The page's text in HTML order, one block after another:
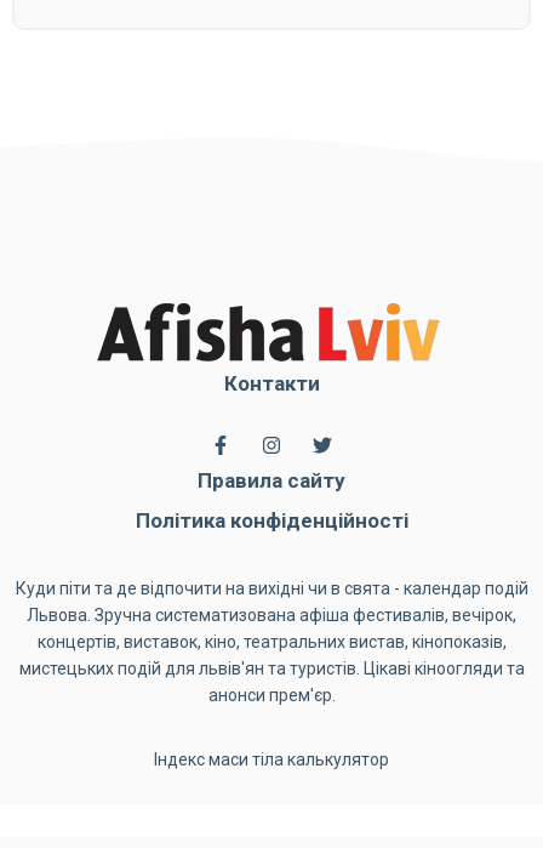
Контакти
Правила сайту
Політика конфіденційності
Куди піти та де відпочити на вихідні чи в свята - календар подій
Львова. Зручна систематизована афіша фестивалів, вечірок,
концертів, виставок, кіно, театральних вистав, кінопоказів,
мистецьких подій для львів'ян та туристів. Цікаві кіноогляди та
анонси прем'єр.
Індекс маси тіла калькулятор